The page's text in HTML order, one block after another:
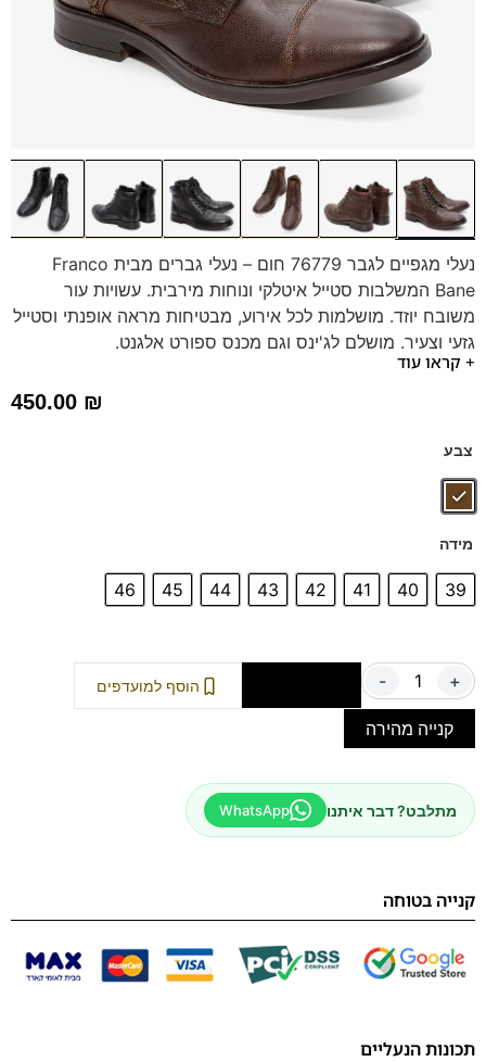
נעלי מגפיים לגבר 76779 חום – נעלי גברים מבית Franco
Bane המשלבות סטייל איטלקי ונוחות מירבית. עשויות עור
משובח יוזד. מושלמות לכל אירוע, מבטיחות מראה אופנתי וסטייל
גזעי וצעיר. מושלם לג'ינס וגם מכנס ספורט אלגנט.
+ קראו עוד
450.00 ₪
צבע
מידה
39
40
41
42
43
44
45
46
- + הוסף למועדפים
קנייה מהירה
מתלבט? דבר איתנו WhatsApp
קנייה בטוחה
תכונות הנעליים